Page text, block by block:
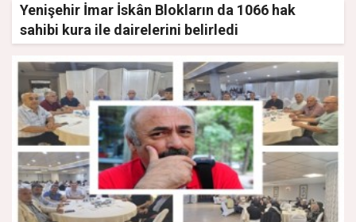
Yenişehir İmar İskân Blokların da 1066 hak
sahibi kura ile dairelerini belirledi